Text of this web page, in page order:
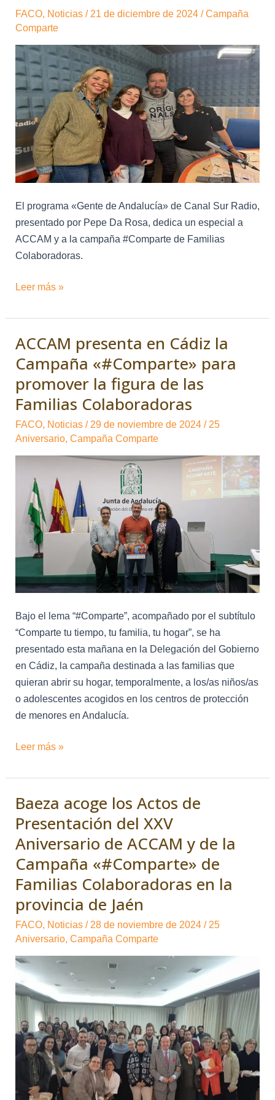
FACO, Noticias/21 de diciembre de 2024 /Campaña
Comparte
El programa «Gente de Andalucía» de Canal Sur Radio,
presentado por Pepe Da Rosa, dedica un especial a
ACCAM y a la campaña #Comparte de Familias
Colaboradoras.
Canal
Radio
Leer más »
ACCAM presenta en Cádiz la
Campaña «#Comparte» para
promover la figura de las
Familias Colaboradoras
FACO, Noticias/ 29 de noviembre de 2024 / 25
Aniversario, Campaña Comparte
Bajo el lema “#Comparte”, acompañado por el subtítulo
“Comparte tu tiempo, tu familia, tu hogar”, se ha
presentado esta mañana en la Delegación del Gobierno
en Cádiz, la campaña destinada a las familias que
quieran abrir su hogar, temporalmente, a los/as niños/as
o adolescentes acogidos en los centros de protección
de menores en Andalucía.
ACCAM
presenta
Cádiz
la
Campaña
«#Comparte»
para
figura
Familias
Colaboradoras
Leer más »
Baeza acoge los Actos de
Presentación del XXV
Aniversario de ACCAM y de la
Campaña «#Comparte» de
Familias Colaboradoras en la
provincia de Jaén
FACO, Noticias/ 28 de noviembre de 2024 / 25
Aniversario, Campaña Comparte
Baeza
acoge
Actos
de
Presentación
del
XXV
Aniversario
ACCAM
y
de
Campaña
«#Comparte»
Familias